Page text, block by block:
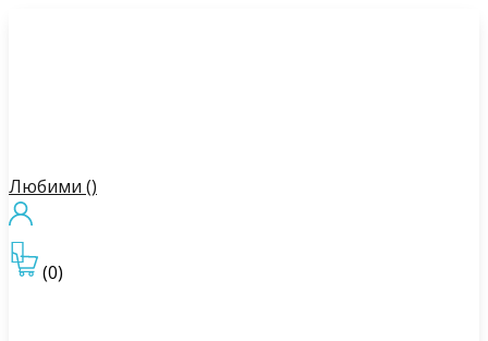
Любими ()
(0)
